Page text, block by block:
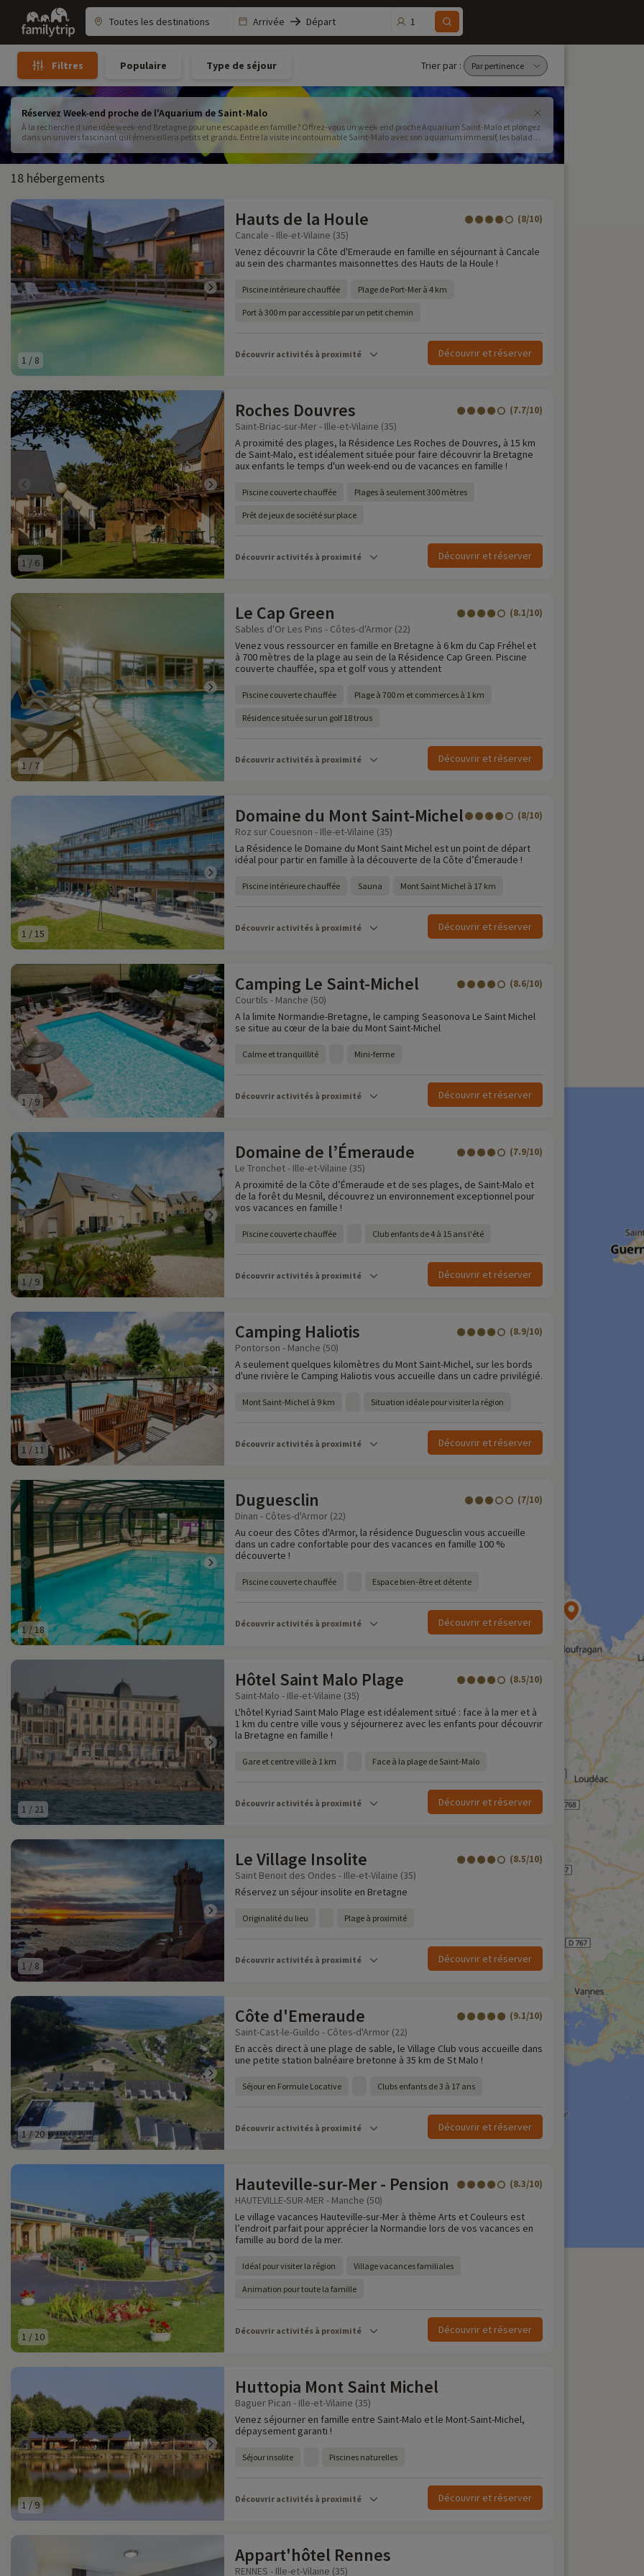
Family
trip
Arrivée Départ 1
Filtres Populaire Type de séjour Trier par :
Réservez Week-end proche de l'Aquarium de Saint-Malo
À la recherche d’une idée week-end Bretagne pour une escapade en famille ? Offrez-vous un week-end proche Aquarium Saint-Malo et plongez
dans un univers fascinant qui émerveillera petits et grands. Entre la visite incontournable Saint-Malo avec son aquarium immersif, les balades
facilement un hébergement proche Aquarium Saint-Malo avec des options adaptées aux familles, que ce soit un hôtel avec enfants Saint-Malo
ou une location conviviale. Prolongez l’aventure avec des activités enfants Saint-Malo et explorez un parc attractions proche Saint-Malo pour
encore plus de divertissement. Envie d’une pause au grand air ? Profitez d’une escapade nature Saint-Malo en arpentant les sentiers côtiers et
en admirant des panoramas exceptionnels. Découvrez tous nos conseils pour organiser un séjour sans stress et réservez dès maintenant votre
week-end en famille au cœur des loisirs famille Bretagne.
18 hébergements
1 / 8
Hauts de la Houle (8/10)
Cancale - Ille-et-Vilaine (35)
Venez découvrir la Côte d'Emeraude en famille en séjournant à Cancale
au sein des charmantes maisonnettes des Hauts de la Houle !
Piscine intérieure chauffée Plage de Port-Mer à 4 km
Port à 300 m par accessible par un petit chemin
Découvrir activités à proximité Découvrir et réserver
1 / 6
Roches Douvres (7.7/10)
Saint-Briac-sur-Mer - Ille-et-Vilaine (35)
A proximité des plages, la Résidence Les Roches de Douvres, à 15 km
de Saint-Malo, est idéalement située pour faire découvrir la Bretagne
aux enfants le temps d'un week-end ou de vacances en famille !
Piscine couverte chauffée Plages à seulement 300 mètres
Prêt de jeux de société sur place
Découvrir activités à proximité Découvrir et réserver
1 / 7
Le Cap Green (8.1/10)
Sables d'Or Les Pins - Côtes-d'Armor (22)
Venez vous ressourcer en famille en Bretagne à 6 km du Cap Fréhel et
à 700 mètres de la plage au sein de la Résidence Cap Green. Piscine
couverte chauffée, spa et golf vous y attendent
Piscine couverte chauffée Plage à 700 m et commerces à 1 km
Résidence située sur un golf 18 trous
Découvrir activités à proximité Découvrir et réserver
1 /15
Domaine du Mont Saint-Michel (8/10)
Roz sur Couesnon - Ille-et-Vilaine (35)
La Résidence le Domaine du Mont Saint Michel est un point de départ
idéal pour partir en famille à la découverte de la Côte d’Émeraude !
Piscine intérieure chauffée Sauna Mont Saint Michel à 17 km
Découvrir activités à proximité Découvrir et réserver
1 / 9
Camping Le Saint-Michel (8.6/10)
Courtils - Manche (50)
A la limite Normandie-Bretagne, le camping Seasonova Le Saint Michel
se situe au cœur de la baie du Mont Saint-Michel
Calme et tranquillité Mini-ferme
Découvrir activités à proximité Découvrir et réserver
1 / 9
Domaine de l’Émeraude (7.9/10)
Le Tronchet - Ille-et-Vilaine (35)
A proximité de la Côte d’Émeraude et de ses plages, de Saint-Malo et
de la forêt du Mesnil, découvrez un environnement exceptionnel pour
vos vacances en famille !
Piscine couverte chauffée Club enfants de 4 à 15 ans l'été
Découvrir activités à proximité Découvrir et réserver
1 / 11
Camping Haliotis (8.9/10)
Pontorson - Manche (50)
A seulement quelques kilomètres du Mont Saint-Michel, sur les bords
d'une rivière le Camping Haliotis vous accueille dans un cadre privilégié.
Mont Saint-Michel à 9 km Situation idéale pour visiter la région
Découvrir activités à proximité Découvrir et réserver
1/ 18
Duguesclin (7/10)
Dinan - Côtes-d'Armor (22)
Au coeur des Côtes d'Armor, la résidence Duguesclin vous accueille
dans un cadre confortable pour des vacances en famille 100 %
découverte !
Piscine couverte chauffée Espace bien-être et détente
Découvrir activités à proximité Découvrir et réserver
1 / 21
Hôtel Saint Malo Plage (8.5/10)
Saint-Malo - Ille-et-Vilaine (35)
L'hôtel Kyriad Saint Malo Plage est idéalement situé : face à la mer et à
1 km du centre ville vous y séjournerez avec les enfants pour découvrir
la Bretagne en famille !
Gare et centre ville à 1 km Face à la plage de Saint-Malo
Découvrir activités à proximité Découvrir et réserver
1 / 8
Le Village Insolite (8.5/10)
Saint Benoit des Ondes - Ille-et-Vilaine (35)
Réservez un séjour insolite en Bretagne
Originalité du lieu Plage à proximité
Découvrir activités à proximité Découvrir et réserver
1/20
Côte d'Emeraude (9.1/10)
Saint-Cast-le-Guildo - Côtes-d'Armor (22)
En accès direct à une plage de sable, le Village Club vous accueille dans
une petite station balnéaire bretonne à 35 km de St Malo !
Séjour en Formule Locative Clubs enfants de 3 à 17 ans
Découvrir activités à proximité Découvrir et réserver
1 / 10
Hauteville-sur-Mer - Pension (8.3/10)
HAUTEVILLE-SUR-MER - Manche (50)
Le village vacances Hauteville-sur-Mer à thème Arts et Couleurs est
l’endroit parfait pour apprécier la Normandie lors de vos vacances en
famille au bord de la mer.
Idéal pour visiter la région Village vacances familiales
Animation pour toute la famille
Découvrir activités à proximité Découvrir et réserver
1/9
Huttopia Mont Saint Michel
Baguer Pican - Ille-et-Vilaine (35)
Venez séjourner en famille entre Saint-Malo et le Mont-Saint-Michel,
dépaysement garanti !
Séjour insolite Piscines naturelles
Découvrir activités à proximité Découvrir et réserver
Appart'hôtel Rennes
RENNES - Ille-et-Vilaine (35)